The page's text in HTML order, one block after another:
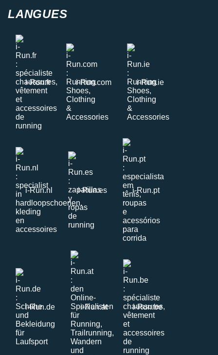
LANGUES
i-Run.fr i-Run.com i-Run.ie
i-Run.nl i-Run.es i-Run.pt
i-Run.de i-Run.at i-Run.be